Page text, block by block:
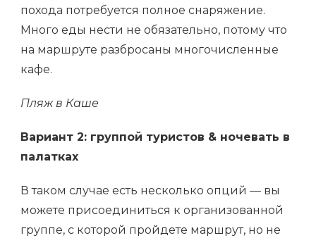
похода потребуется полное снаряжение.
Много еды нести не обязательно, потому что
на маршруте разбросаны многочисленные
кафе.
Пляж в Каше
Вариант 2: группой туристов & ночевать в
палатках
В таком случае есть несколько опций — вы
можете присоединиться к организованной
группе, с которой пройдете маршрут, но не